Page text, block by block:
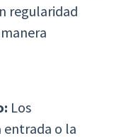
regularidad
Los
o la